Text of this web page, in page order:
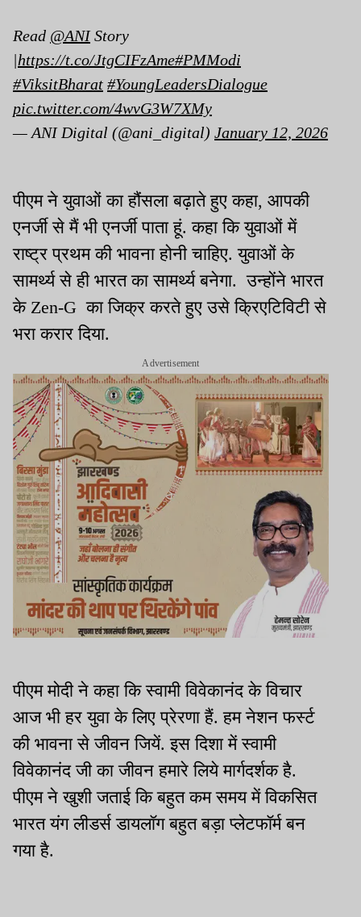
Read @ANIStory
|https://t.co/JtgCIFzAme#PMModi
#ViksitBharat #YoungLeadersDialogue
pic.twitter.com/4wvG3W7XMy
— ANI Digital (@ani_digital) January 12, 2026
पीएम ने युवाओं का हौंसला बढ़ाते हुए कहा, आपकी
एनर्जी से मैं भी एनर्जी पाता हूं. कहा कि युवाओं में
राष्ट्र प्रथम की भावना होनी चाहिए. युवाओं के
सामर्थ्य से ही भारत का सामर्थ्य बनेगा. उन्होंने भारत
के Zen-G का जिक्र करते हुए उसे क्रिएटिविटी से
भरा करार दिया.
Advertisement
पीएम मोदी ने कहा कि स्वामी विवेकानंद के विचार
आज भी हर युवा के लिए प्रेरणा हैं. हम नेशन फर्स्ट
की भावना से जीवन जियें. इस दिशा में स्वामी
विवेकानंद जी का जीवन हमारे लिये मार्गदर्शक है.
पीएम ने खुशी जताई कि बहुत कम समय में विकसित
भारत यंग लीडर्स डायलॉग बहुत बड़ा प्लेटफॉर्म बन
गया है.